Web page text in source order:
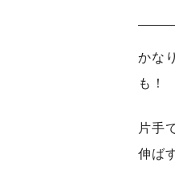
かな
も！
片手
伸ば